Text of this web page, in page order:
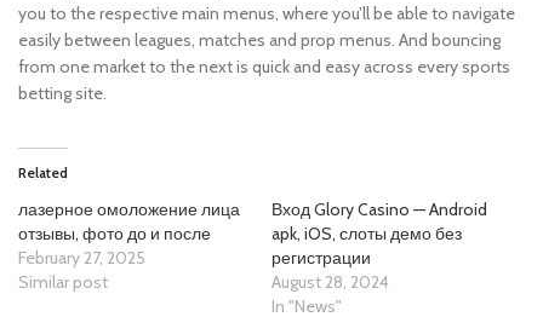
you to the respective main menus, where you’ll be able to navigate
easily between leagues, matches and prop menus. And bouncing
from one market to the next is quick and easy across every sports
betting site.
Related
лазерное омоложение лица
отзывы, фото до и после
February 27, 2025
Similar post
Вход Glory Casino — Android
apk, iOS, слоты демо без
регистрации
August 28, 2024
In "News"